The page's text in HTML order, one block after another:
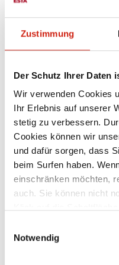
Zustimmung
Der Schutz Ihrer Daten
Wir verwenden Cookies
Ihr Erlebnis auf unserer
stetig zu verbessern.
Cookies können wir
und dafür sorgen, dass
beim Surfen haben.
einschränken möchten,
auch. Sie können nicht
alle Cookies auswählen.
Notwendig
Filtrirni stolpi serije eco+
omogoča novi krmilnik
prefinjeno senzorsko
pretvornikov.
IZVEDBA FILTRIRNEGA
Inteligentno omrežen in
Merilne in obratovalne